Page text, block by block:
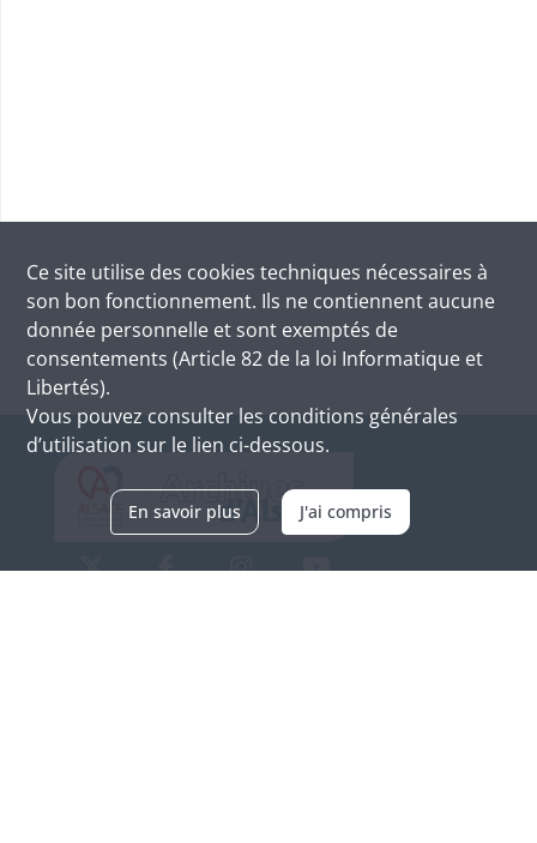
Ce site utilise des cookies techniques nécessaires à
son bon fonctionnement. Ils ne contiennent aucune
donnée personnelle et sont exemptés de
consentements (Article 82 de la loi Informatique et
Libertés).
Vous pouvez consulter les conditions générales
d’utilisation sur le lien ci-dessous.
En savoir plus J'ai compris